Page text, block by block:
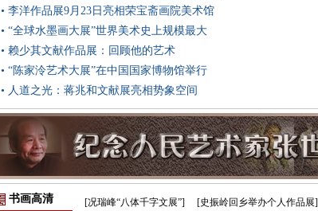
• 李洋作品展9月23日亮相荣宝斋画院美术馆
• “全球水墨画大展”世界美术史上规模最大
• 赖少其文献作品展：回顾他的艺术
• “陈家泠艺术大展”在中国国家博物馆举行
• 人道之光：蒋兆和文献展亮相势象空间
书画高清 [况瑞峰“八体千字文展”] [史振岭回乡举办个人作品展]